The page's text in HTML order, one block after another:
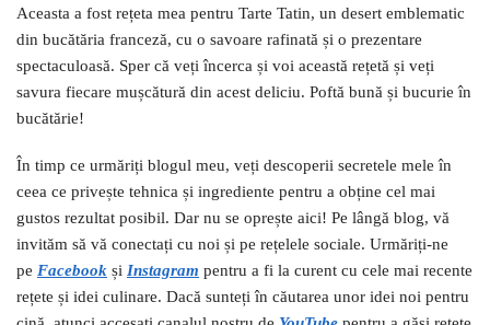
Aceasta a fost rețeta mea pentru Tarte Tatin, un desert emblematic
din bucătăria franceză, cu o savoare rafinată și o prezentare
spectaculoasă. Sper că veți încerca și voi această rețetă și veți
savura fiecare mușcătură din acest deliciu. Poftă bună și bucurie în
bucătărie!
În timp ce urmăriți blogul meu, veți descoperii secretele mele în
ceea ce privește tehnica și ingrediente pentru a obține cel mai
gustos rezultat posibil. Dar nu se oprește aici! Pe lângă blog, vă
invităm să vă conectați cu noi și pe rețelele sociale. Urmăriți-ne
pe Facebook și Instagram pentru a fi la curent cu cele mai recente
rețete și idei culinare. Dacă sunteți în căutarea unor idei noi pentru